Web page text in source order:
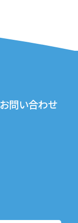
お問い合わせ